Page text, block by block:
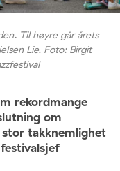
Til høyre går årets
Lie. Foto: Birgit
rekordmange
om
takknemlighet